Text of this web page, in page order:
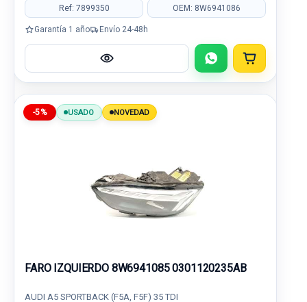
Ref: 7899350 OEM: 8W6941086
Garantía 1 año Envío 24-48h
-5% USADO NOVEDAD
FARO IZQUIERDO 8W6941085 0301120235AB
AUDI A5 SPORTBACK (F5A, F5F) 35 TDI